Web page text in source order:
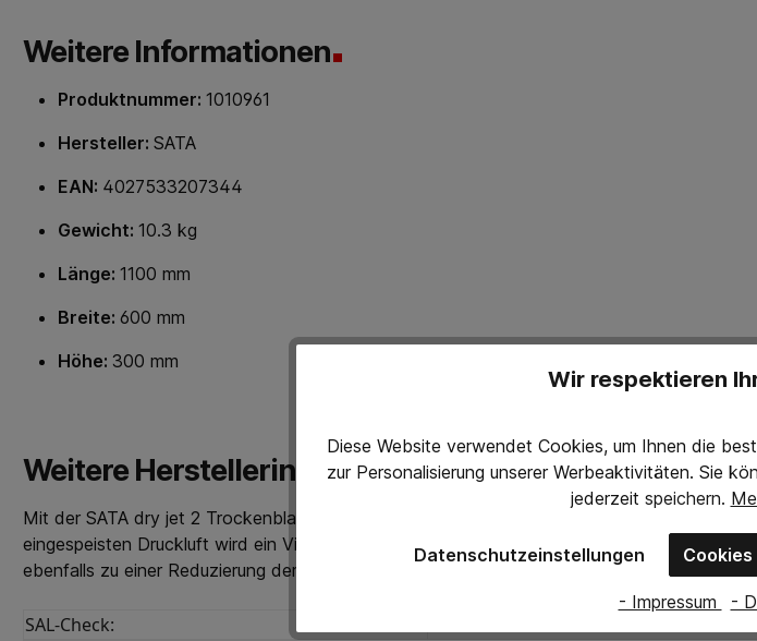
Weitere Informationen
Produktnummer: 1010961
Hersteller: SATA
EAN: 4027533207344
Gewicht: 10.3 kg
Länge: 1100 mm
Breite: 600 mm
Höhe: 300 mm
Weitere Herstellerinformationen
Mit der SATA dry jet 2 Trockenblaspistole können Sie die Ablüft- und damit die
eingespeisten Druckluft wird ein Vielfaches an Umgebungsluft angesaugt. Der
ebenfalls zu einer Reduzierung der Ablüftzeit bei. Die SATA dry jet 2 erreicht so im
SAL-Check:
Wir respektieren
Diese Website verwendet Cookies, um Ihnen die
zur Personalisierung unserer Werbeaktivitäten. Sie
jederzeit speichern.
Datenschutzeinstellungen
- Impressum -